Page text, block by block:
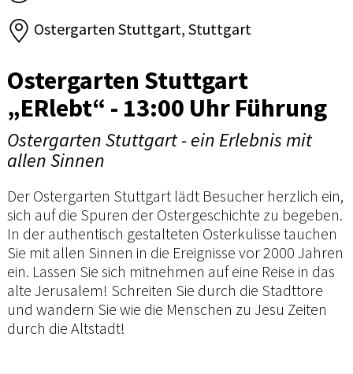
Ostergarten Stuttgart, Stuttgart
Ostergarten Stuttgart
„ERlebt“ - 13:00 Uhr Führung
Ostergarten Stuttgart - ein Erlebnis mit
allen Sinnen
Der Ostergarten Stuttgart lädt Besucher herzlich ein,
sich auf die Spuren der Ostergeschichte zu begeben.
In der authentisch gestalteten Osterkulisse tauchen
Sie mit allen Sinnen in die Ereignisse vor 2000 Jahren
ein. Lassen Sie sich mitnehmen auf eine Reise in das
alte Jerusalem! Schreiten Sie durch die Stadttore
und wandern Sie wie die Menschen zu Jesu Zeiten
durch die Altstadt!